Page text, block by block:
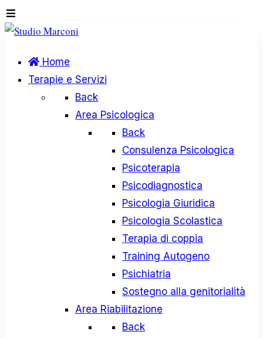
Home
Terapie e Servizi
Back
Area Psicologica
Back
Consulenza Psicologica
Psicoterapia
Psicodiagnostica
Psicologia Giuridica
Psicologia Scolastica
Terapia di coppia
Training Autogeno
Psichiatria
Sostegno alla genitorialità
Area Riabilitazione
Back